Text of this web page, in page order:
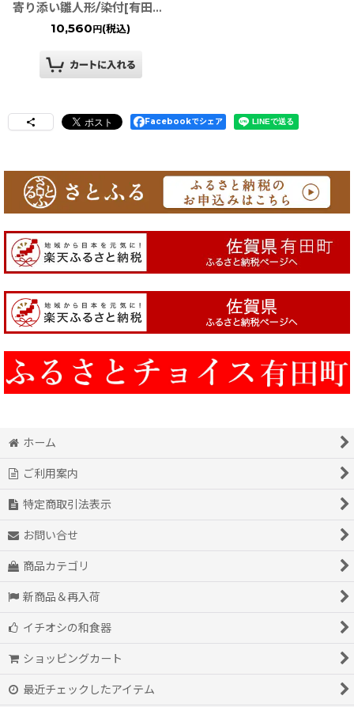
寄り添い雛人形/染付[有田焼]
10,560円(税込)
Facebookでシェア
ホーム
ご利用案内
特定商取引法表示
お問い合せ
商品カテゴリ
新商品＆再入荷
イチオシの和食器
ショッピングカート
最近チェックしたアイテム